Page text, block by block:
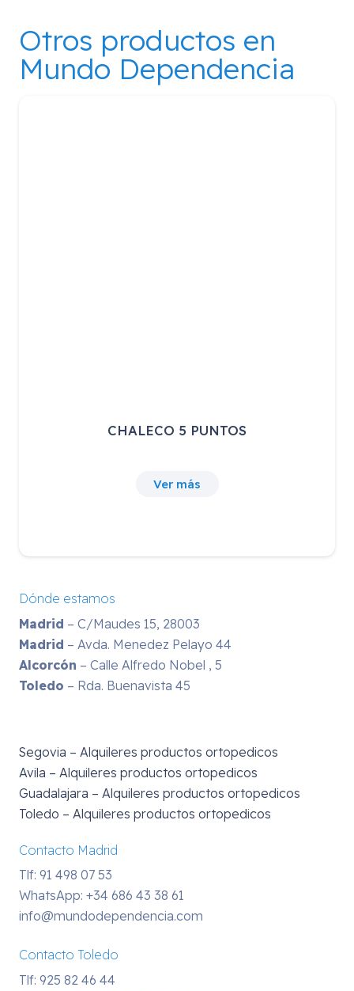
Otros productos en
Mundo Dependencia
CHALECO 5 PUNTOS
Ver más
Dónde estamos
Madrid – C/Maudes 15, 28003
Madrid – Avda. Menedez Pelayo 44
Alcorcón – Calle Alfredo Nobel , 5
Toledo – Rda. Buenavista 45
Segovia – Alquileres productos ortopedicos
Avila – Alquileres productos ortopedicos
Guadalajara – Alquileres productos ortopedicos
Toledo – Alquileres productos ortopedicos
Contacto Madrid
Tlf: 91 498 07 53
WhatsApp: +34 686 43 38 61
info@mundodependencia.com
Contacto Toledo
Tlf: 925 82 46 44